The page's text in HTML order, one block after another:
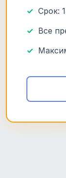
Срок:
Все